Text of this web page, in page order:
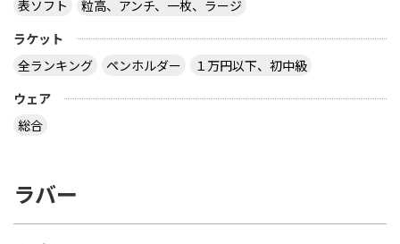
http://table-tennis.ocnk.net/ こちらでユニフォー
おうと思っているのは Li-Ning リーニン 中国代表ユ
表ソフト
粒高、アンチ、一枚、ラージ
ラケット
全ランキング
ペンホルダー
１万円以下、初中級
ウェア
総合
ラバー